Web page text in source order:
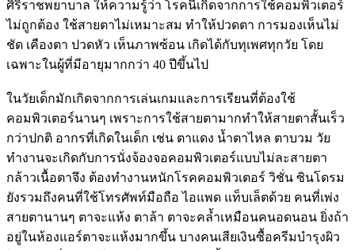
ศิริราชพยาบาล ให้ความรู้ว่า โรคนี้เกิดจากการใช้คอมพิวเตอร์
ไม่ถูกต้อง ใช้สายตาไม่เหมาะสม ทำให้ปวดตา การมองเห็นไม่
ชัด เคืองตา ปวดหัว เห็นภาพซ้อน เกิดได้กับทุเพศทุกวัย โดย
เฉพาะในผู้ที่มีอายุมากกว่า 40 ปีขึ้นไป
ในวัยเด็กมักเกิดจากการเล่นเกมและการเรียนที่ต้องใช้
คอมพิวเตอร์นานๆ เพราะการใช้สายตามากทำให้สายตาสั้นเร็ว
กว่าปกติ อากรที่เกิดในเด็ก เช่น ตาแดง น้ำตาไหล ตาบวม วัย
ทำงานจะเกิดกับการนั่งจ้องจอคอมพิวเตอร์แบบไม่ละสายตา
กล้าวเนื้อตาจึง ต้องทำงานหนักโรคคอมพิวเตอร์ วิชั่น ซินโดรม
ยังรวมถึงคนที่ใช้โทรศัพท์มือถือ ไอแพด แท็บเล็ตด้วย คนที่เพ่ง
สายตานานๆ ตาจะแห้ง ตาล้า ตาจะคล้ำเหมือนคนอดนอน ยิ่งถ้า
อยู่ในห้องแอร์ตาจะแห้งมากขึ้น บางคนเสียเงินซื้อครีมบำรุงผิว